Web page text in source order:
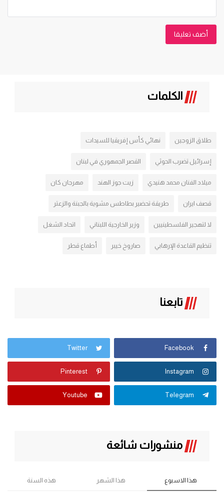
أضف تعليقا
الكلمات
طلاق الزوجين نهائي كأس إفريقيا للسيدات
إسرائيل تضرب الحوثي القصر الجمهوري في لبنان
ميلاد الفنان محمد هنيدي زيت جوز الهند مهرجان كان
قصف ايران طريقة تحضير بطاطس مشوية بالجبنة والزعتر
لا لتهجير الفلسطينيين وزير الخارجية اللبناني اتحاد الشغل
تنظيم القاعدة الإرهابي صاروخ خيبر أطماع قطر
تابعنا
Facebook
Twitter
Instagram
Pinterest
Telegram
Youtube
منشورات شائعة
هذا الاسبوع هذا الشهر هذه السنة